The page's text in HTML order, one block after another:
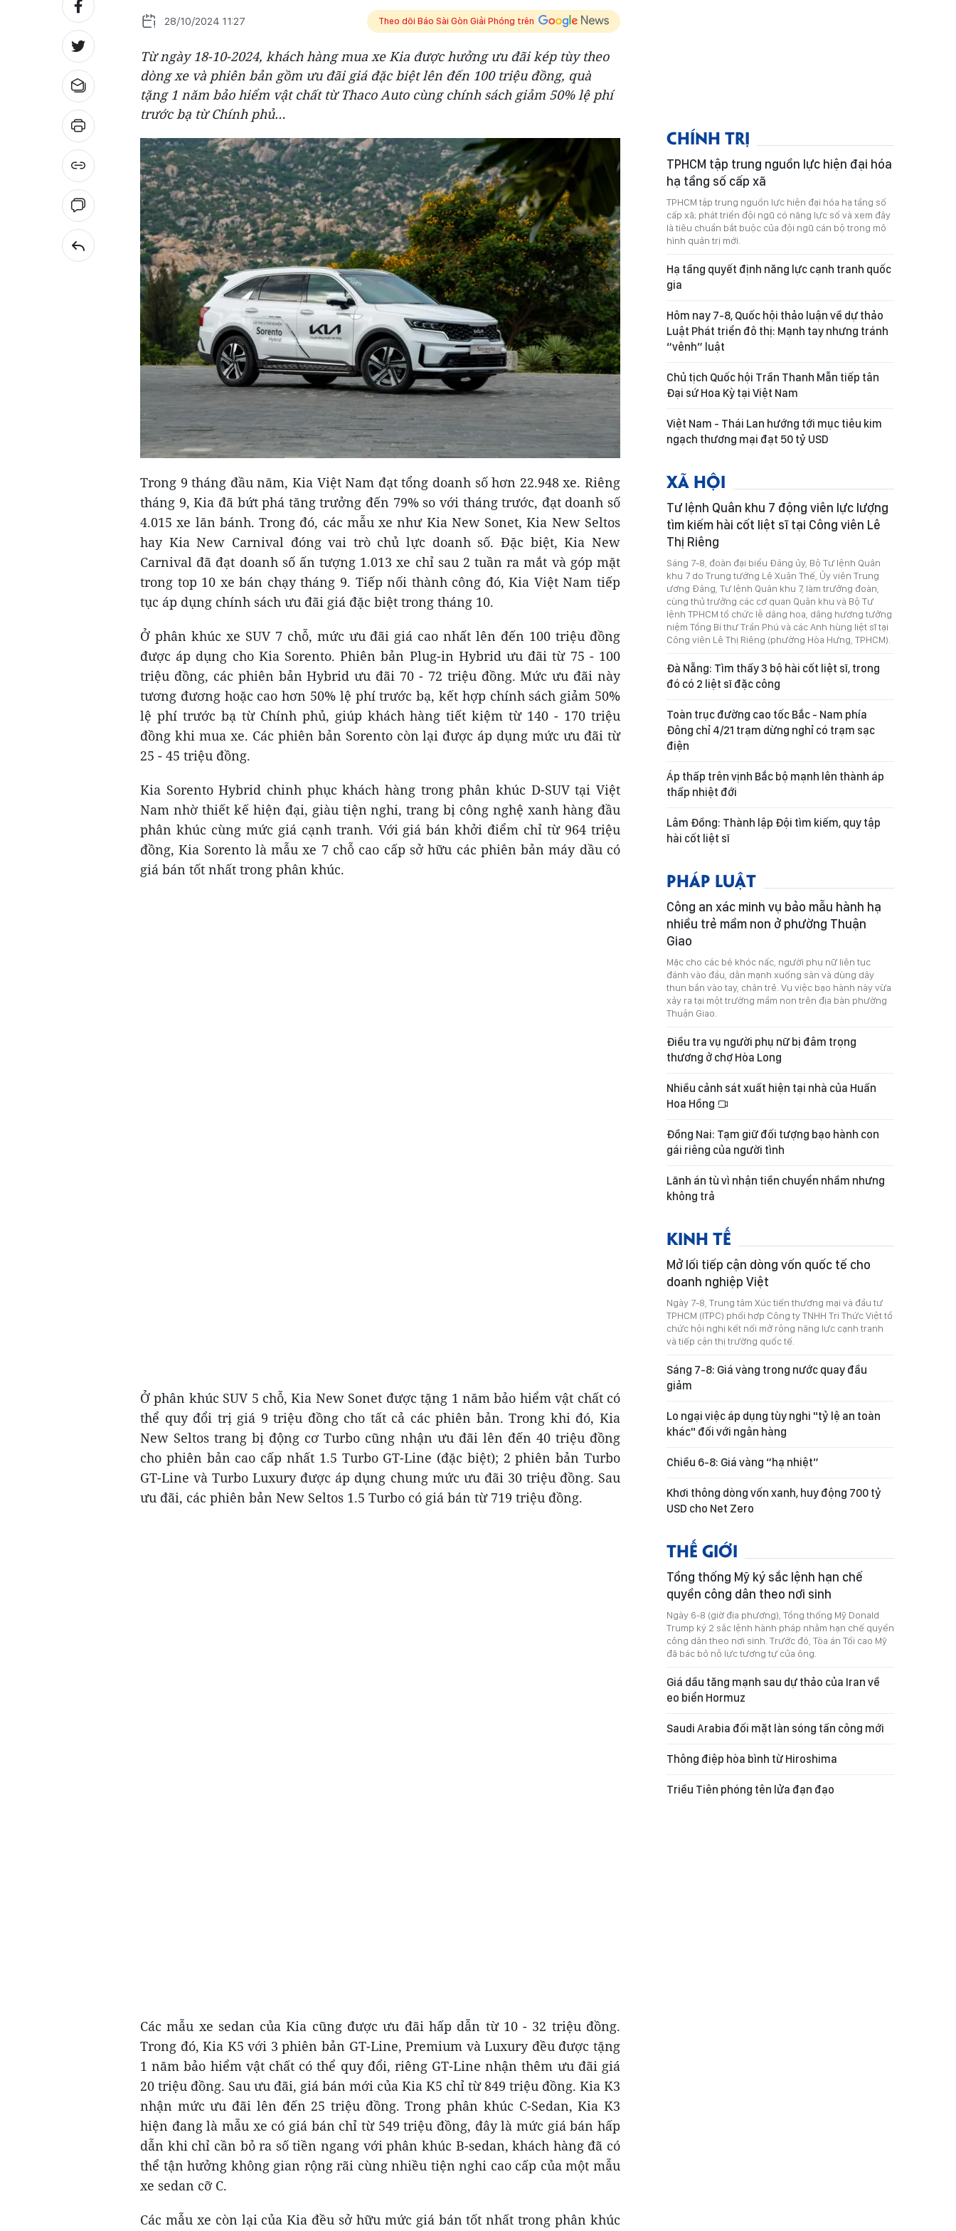
28/10/2024 11:27 Theo dõi Báo Sài Gòn Giải Phóng trên
Từ ngày 18-10-2024, khách hàng mua xe Kia được hưởng ưu đãi kép tùy theo
dòng xe và phiên bản gồm ưu đãi giá đặc biệt lên đến 100 triệu đồng, quà
tặng 1 năm bảo hiểm vật chất từ Thaco Auto cùng chính sách giảm 50% lệ phí
trước bạ từ Chính phủ…
Trong 9 tháng đầu năm, Kia Việt Nam đạt tổng doanh số hơn 22.948 xe. Riêng
tháng 9, Kia đã bứt phá tăng trưởng đến 79% so với tháng trước, đạt doanh số
4.015 xe lăn bánh. Trong đó, các mẫu xe như Kia New Sonet, Kia New Seltos
hay Kia New Carnival đóng vai trò chủ lực doanh số. Đặc biệt, Kia New
Carnival đã đạt doanh số ấn tượng 1.013 xe chỉ sau 2 tuần ra mắt và góp mặt
trong top 10 xe bán chạy tháng 9. Tiếp nối thành công đó, Kia Việt Nam tiếp
tục áp dụng chính sách ưu đãi giá đặc biệt trong tháng 10.
Ở phân khúc xe SUV 7 chỗ, mức ưu đãi giá cao nhất lên đến 100 triệu đồng
được áp dụng cho Kia Sorento. Phiên bản Plug-in Hybrid ưu đãi từ 75 - 100
triệu đồng, các phiên bản Hybrid ưu đãi 70 - 72 triệu đồng. Mức ưu đãi này
tương đương hoặc cao hơn 50% lệ phí trước bạ, kết hợp chính sách giảm 50%
lệ phí trước bạ từ Chính phủ, giúp khách hàng tiết kiệm từ 140 - 170 triệu
đồng khi mua xe. Các phiên bản Sorento còn lại được áp dụng mức ưu đãi từ
25 - 45 triệu đồng.
Kia Sorento Hybrid chinh phục khách hàng trong phân khúc D-SUV tại Việt
Nam nhờ thiết kế hiện đại, giàu tiện nghi, trang bị công nghệ xanh hàng đầu
phân khúc cùng mức giá cạnh tranh. Với giá bán khởi điểm chỉ từ 964 triệu
đồng, Kia Sorento là mẫu xe 7 chỗ cao cấp sở hữu các phiên bản máy dầu có
giá bán tốt nhất trong phân khúc.
Ở phân khúc SUV 5 chỗ, Kia New Sonet được tặng 1 năm bảo hiểm vật chất có
thể quy đổi trị giá 9 triệu đồng cho tất cả các phiên bản. Trong khi đó, Kia
New Seltos trang bị động cơ Turbo cũng nhận ưu đãi lên đến 40 triệu đồng
cho phiên bản cao cấp nhất 1.5 Turbo GT-Line (đặc biệt); 2 phiên bản Turbo
GT-Line và Turbo Luxury được áp dụng chung mức ưu đãi 30 triệu đồng. Sau
ưu đãi, các phiên bản New Seltos 1.5 Turbo có giá bán từ 719 triệu đồng.
Các mẫu xe sedan của Kia cũng được ưu đãi hấp dẫn từ 10 - 32 triệu đồng.
Trong đó, Kia K5 với 3 phiên bản GT-Line, Premium và Luxury đều được tặng
1 năm bảo hiểm vật chất có thể quy đổi, riêng GT-Line nhận thêm ưu đãi giá
20 triệu đồng. Sau ưu đãi, giá bán mới của Kia K5 chỉ từ 849 triệu đồng. Kia K3
nhận mức ưu đãi lên đến 25 triệu đồng. Trong phân khúc C-Sedan, Kia K3
hiện đang là mẫu xe có giá bán chỉ từ 549 triệu đồng, đây là mức giá bán hấp
dẫn khi chỉ cần bỏ ra số tiền ngang với phân khúc B-sedan, khách hàng đã có
thể tận hưởng không gian rộng rãi cùng nhiều tiện nghi cao cấp của một mẫu
xe sedan cỡ C.
Các mẫu xe còn lại của Kia đều sở hữu mức giá bán tốt nhất trong phân khúc
CHÍNH TRỊ
TPHCM tập trung nguồn lực hiện đại hóa
hạ tầng số cấp xã
TPHCM tập trung nguồn lực hiện đại hóa hạ tầng số
cấp xã; phát triển đội ngũ có năng lực số và xem đây
là tiêu chuẩn bắt buộc của đội ngũ cán bộ trong mô
hình quản trị mới.
Hạ tầng quyết định năng lực cạnh tranh quốc
gia
Hôm nay 7-8, Quốc hội thảo luận về dự thảo
Luật Phát triển đô thị: Mạnh tay nhưng tránh
“vênh” luật
Chủ tịch Quốc hội Trần Thanh Mẫn tiếp tân
Đại sứ Hoa Kỳ tại Việt Nam
Việt Nam - Thái Lan hướng tới mục tiêu kim
ngạch thương mại đạt 50 tỷ USD
XÃ HỘI
Tư lệnh Quân khu 7 động viên lực lượng
tìm kiếm hài cốt liệt sĩ tại Công viên Lê
Thị Riêng
Sáng 7-8, đoàn đại biểu Đảng ủy, Bộ Tư lệnh Quân
khu 7 do Trung tướng Lê Xuân Thế, Ủy viên Trung
ương Đảng, Tư lệnh Quân khu 7, làm trưởng đoàn,
cùng thủ trưởng các cơ quan Quân khu và Bộ Tư
lệnh TPHCM tổ chức lễ dâng hoa, dâng hương tưởng
niệm Tổng Bí thư Trần Phú và các Anh hùng liệt sĩ tại
Công viên Lê Thị Riêng (phường Hòa Hưng, TPHCM).
Đà Nẵng: Tìm thấy 3 bộ hài cốt liệt sĩ, trong
đó có 2 liệt sĩ đặc công
Toàn trục đường cao tốc Bắc - Nam phía
Đông chỉ 4/21 trạm dừng nghỉ có trạm sạc
điện
Áp thấp trên vịnh Bắc bộ mạnh lên thành áp
thấp nhiệt đới
Lâm Đồng: Thành lập Đội tìm kiếm, quy tập
hài cốt liệt sĩ
PHÁP LUẬT
Công an xác minh vụ bảo mẫu hành hạ
nhiều trẻ mầm non ở phường Thuận
Giao
Mặc cho các bé khóc nấc, người phụ nữ liên tục
đánh vào đầu, dằn mạnh xuống sàn và dùng dây
thun bắn vào tay, chân trẻ. Vụ việc bạo hành này vừa
xảy ra tại một trường mầm non trên địa bàn phường
Thuận Giao.
Điều tra vụ người phụ nữ bị đâm trọng
thương ở chợ Hòa Long
Nhiều cảnh sát xuất hiện tại nhà của Huấn
Hoa Hồng
Đồng Nai: Tạm giữ đối tượng bạo hành con
gái riêng của người tình
Lãnh án tù vì nhận tiền chuyển nhầm nhưng
không trả
KINH TẾ
Mở lối tiếp cận dòng vốn quốc tế cho
doanh nghiệp Việt
Ngày 7-8, Trung tâm Xúc tiến thương mại và đầu tư
TPHCM (ITPC) phối hợp Công ty TNHH Tri Thức Việt tổ
chức hội nghị kết nối mở rộng năng lực cạnh tranh
và tiếp cận thị trường quốc tế.
Sáng 7-8: Giá vàng trong nước quay đầu
giảm
Lo ngại việc áp dụng tùy nghi "tỷ lệ an toàn
khác" đối với ngân hàng
Chiều 6-8: Giá vàng “hạ nhiệt”
Khơi thông dòng vốn xanh, huy động 700 tỷ
USD cho Net Zero
THẾ GIỚI
Tổng thống Mỹ ký sắc lệnh hạn chế
quyền công dân theo nơi sinh
Ngày 6-8 (giờ địa phương), Tổng thống Mỹ Donald
Trump ký 2 sắc lệnh hành pháp nhằm hạn chế quyền
công dân theo nơi sinh. Trước đó, Tòa án Tối cao Mỹ
đã bác bỏ nỗ lực tương tự của ông.
Giá dầu tăng mạnh sau dự thảo của Iran về
eo biển Hormuz
Saudi Arabia đối mặt làn sóng tấn công mới
Thông điệp hòa bình từ Hiroshima
Triều Tiên phóng tên lửa đạn đạo